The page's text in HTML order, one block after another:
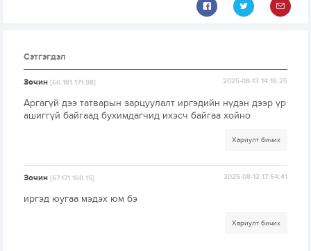
Сэтгэгдэл
Зочин[66.181.171.98] 2025-08-13 14:16:25
Аргагүй дээ татварын зарцуулалт иргэдийн нүдэн дээр үр
ашиггүй байгаад бухимдагчид ихэсч байгаа хойно
Хариулт бичих
Зочин[67.171.160.15] 2025-08-12 17:54:41
иргэд юугаа мэдэх юм бэ
Хариулт бичих